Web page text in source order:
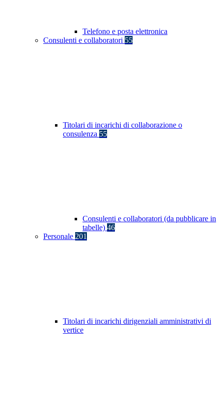
Telefono e posta elettronica
Consulenti e collaboratori 55
Titolari di incarichi di collaborazione o
consulenza 55
Consulenti e collaboratori (da pubblicare in
tabelle) 46
Personale 201
Titolari di incarichi dirigenziali amministrativi di
vertice